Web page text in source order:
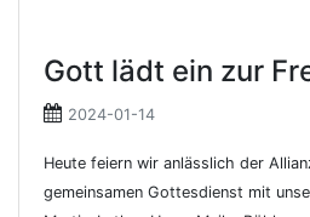
Gott lädt ein zur
2024-01-14
Heute feiern wir anlässlich der
gemeinsamen Gottesdienst mit